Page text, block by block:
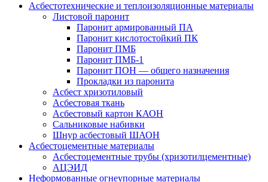
Асбестотехнические и теплоизоляционные материалы
Листовой паронит
Паронит армированный ПА
Паронит кислотостойкий ПК
Паронит ПМБ
Паронит ПМБ-1
Паронит ПОН — общего назначения
Прокладки из паронита
Асбест хризотиловый
Асбестовая ткань
Асбестовый картон КАОН
Сальниковые набивки
Шнур асбестовый ШАОН
Асбестоцементные материалы
Асбестоцементные трубы (хризотилцементные)
АЦЭИД
Неформованные огнеупорные материалы